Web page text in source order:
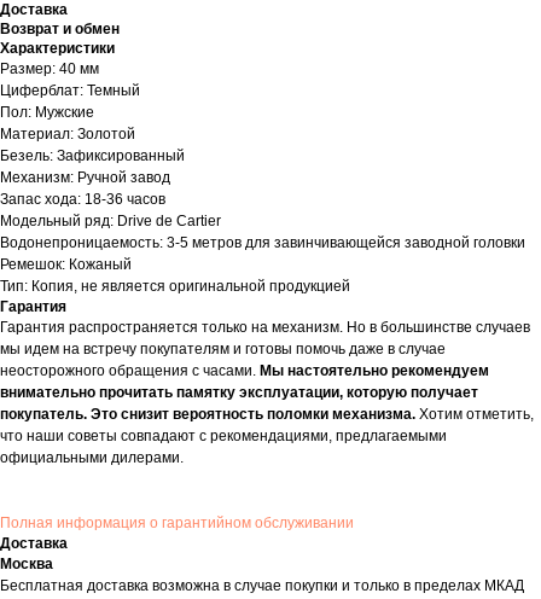
Доставка
Возврат и обмен
Характеристики
Размер: 40 мм
Циферблат: Темный
Пол: Мужские
Материал: Золотой
Безель: Зафиксированный
Механизм: Ручной завод
Запас хода: 18-36 часов
Модельный ряд: Drive de Cartier
Водонепроницаемость: 3-5 метров для завинчивающейся заводной головки
Ремешок: Кожаный
Тип: Копия, не является оригинальной продукцией
Гарантия
Гарантия распространяется только на механизм. Но в большинстве случаев
мы идем на встречу покупателям и готовы помочь даже в случае
неосторожного обращения с часами. Мы настоятельно рекомендуем
внимательно прочитать памятку эксплуатации, которую получает
покупатель. Это снизит вероятность поломки механизма. Хотим отметить,
что наши советы совпадают с рекомендациями, предлагаемыми
официальными дилерами.
Полная информация о гарантийном обслуживании
Доставка
Москва
Бесплатная доставка возможна в случае покупки и только в пределах МКАД